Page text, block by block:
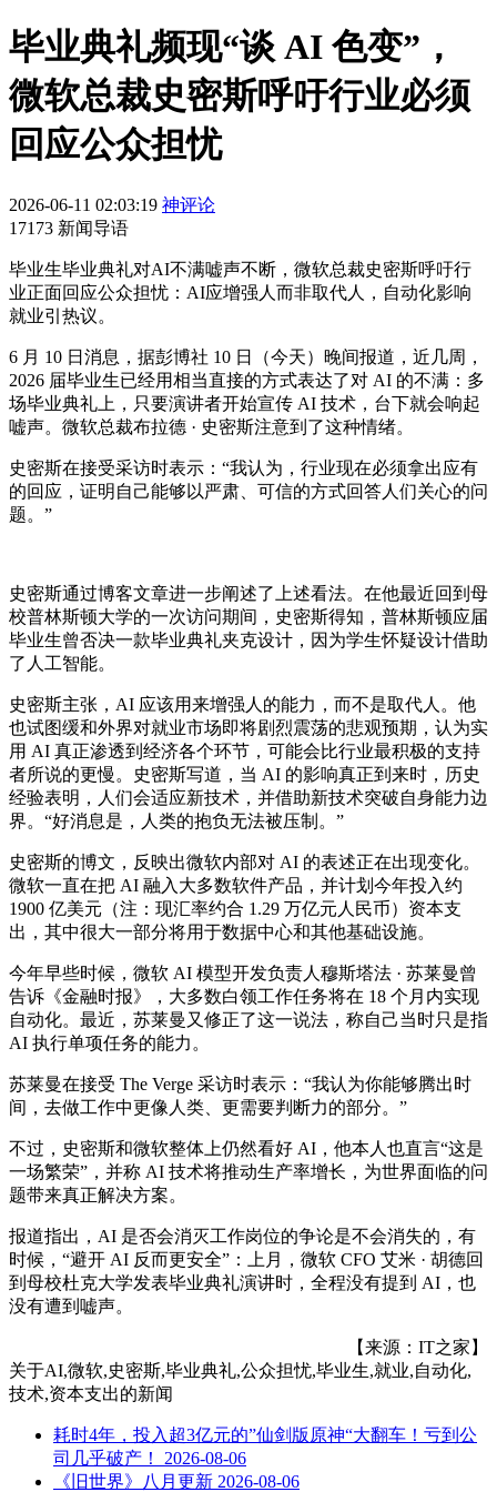
毕业典礼频现“谈 AI 色变”，
微软总裁史密斯呼吁行业必须
回应公众担忧
2026-06-11 02:03:19 神评论
17173 新闻导语
毕业生毕业典礼对AI不满嘘声不断，微软总裁史密斯呼吁行
业正面回应公众担忧：AI应增强人而非取代人，自动化影响
就业引热议。
6 月 10 日消息，据彭博社 10 日（今天）晚间报道，近几周，
2026 届毕业生已经用相当直接的方式表达了对 AI 的不满：多
场毕业典礼上，只要演讲者开始宣传 AI 技术，台下就会响起
嘘声。微软总裁布拉德 · 史密斯注意到了这种情绪。
史密斯在接受采访时表示：“我认为，行业现在必须拿出应有
的回应，证明自己能够以严肃、可信的方式回答人们关心的问
题。”
史密斯通过博客文章进一步阐述了上述看法。在他最近回到母
校普林斯顿大学的一次访问期间，史密斯得知，普林斯顿应届
毕业生曾否决一款毕业典礼夹克设计，因为学生怀疑设计借助
了人工智能。
史密斯主张，AI 应该用来增强人的能力，而不是取代人。他
也试图缓和外界对就业市场即将剧烈震荡的悲观预期，认为实
用 AI 真正渗透到经济各个环节，可能会比行业最积极的支持
者所说的更慢。史密斯写道，当 AI 的影响真正到来时，历史
经验表明，人们会适应新技术，并借助新技术突破自身能力边
界。“好消息是，人类的抱负无法被压制。”
史密斯的博文，反映出微软内部对 AI 的表述正在出现变化。
微软一直在把 AI 融入大多数软件产品，并计划今年投入约
1900 亿美元（注：现汇率约合 1.29 万亿元人民币）资本支
出，其中很大一部分将用于数据中心和其他基础设施。
今年早些时候，微软 AI 模型开发负责人穆斯塔法 · 苏莱曼曾
告诉《金融时报》，大多数白领工作任务将在 18 个月内实现
自动化。最近，苏莱曼又修正了这一说法，称自己当时只是指
AI 执行单项任务的能力。
苏莱曼在接受 The Verge 采访时表示：“我认为你能够腾出时
间，去做工作中更像人类、更需要判断力的部分。”
不过，史密斯和微软整体上仍然看好 AI，他本人也直言“这是
一场繁荣”，并称 AI 技术将推动生产率增长，为世界面临的问
题带来真正解决方案。
报道指出，AI 是否会消灭工作岗位的争论是不会消失的，有
时候，“避开 AI 反而更安全”：上月，微软 CFO 艾米 · 胡德回
到母校杜克大学发表毕业典礼演讲时，全程没有提到 AI，也
没有遭到嘘声。
【来源：IT之家】
关于AI,微软,史密斯,毕业典礼,公众担忧,毕业生,就业,自动化,
技术,资本支出的新闻
耗时4年，投入超3亿元的”仙剑版原神“大翻车！亏到公
司几乎破产！
2026-08-06
《旧世界》八月更新 2026-08-06